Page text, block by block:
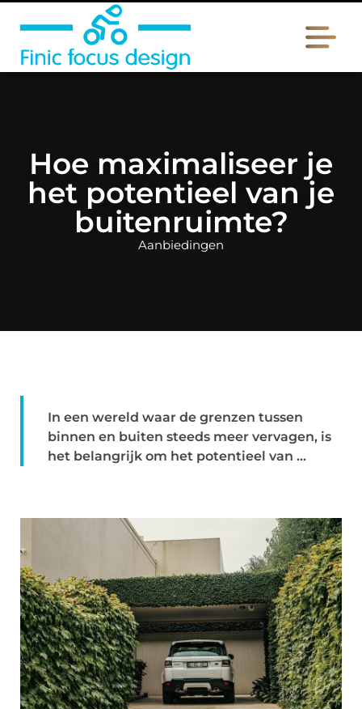
Hoe maximaliseer je
het potentieel van je
buitenruimte?
Aanbiedingen
In een wereld waar de grenzen tussen
binnen en buiten steeds meer vervagen, is
het belangrijk om het potentieel van ...